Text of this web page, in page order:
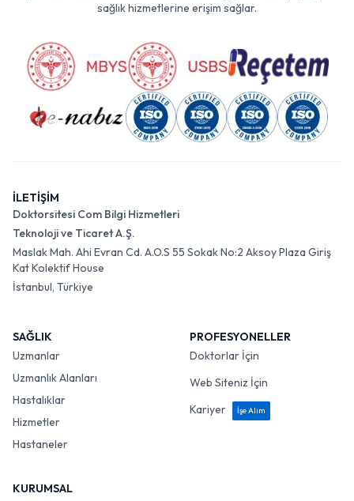
sağlık hizmetlerine erişim sağlar.
İLETİŞİM
Doktorsitesi Com Bilgi Hizmetleri
Teknoloji ve Ticaret A.Ş.
Maslak Mah. Ahi Evran Cd. A.O.S 55 Sokak No:2 Aksoy Plaza Giriş
Kat Kolektif House
İstanbul, Türkiye
SAĞLIK
Uzmanlar
Uzmanlık Alanları
Hastalıklar
Hizmetler
Hastaneler
PROFESYONELLER
Doktorlar İçin
Web Siteniz İçin
Kariyer
İşe Alım
KURUMSAL